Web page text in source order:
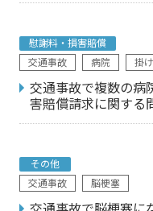
慰謝料・損害賠償
交通事故
病院 掛
交通事故で複数の病
害賠償請求に関する
その他
交通事故
脳梗塞